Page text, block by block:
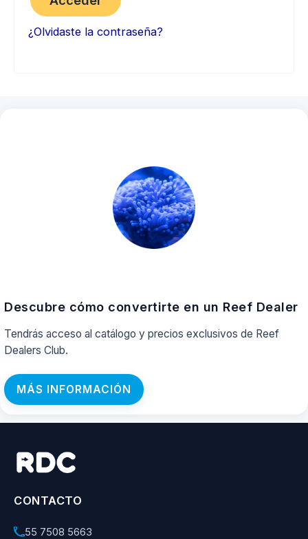
¿Olvidaste la contraseña?
Descubre cómo convertirte en un Reef Dealer
Tendrás acceso al catálogo y precios exclusivos de Reef
Dealers Club.
MÁS INFORMACIÓN
CONTACTO
55 7508 5663